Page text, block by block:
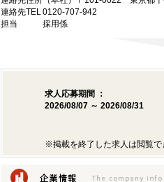
連絡先TEL0120-707-942
担当
採用係
求人応募期間 ：
2026/08/07 ～ 2026/08/31
※掲載を終了した求人は閲覧で